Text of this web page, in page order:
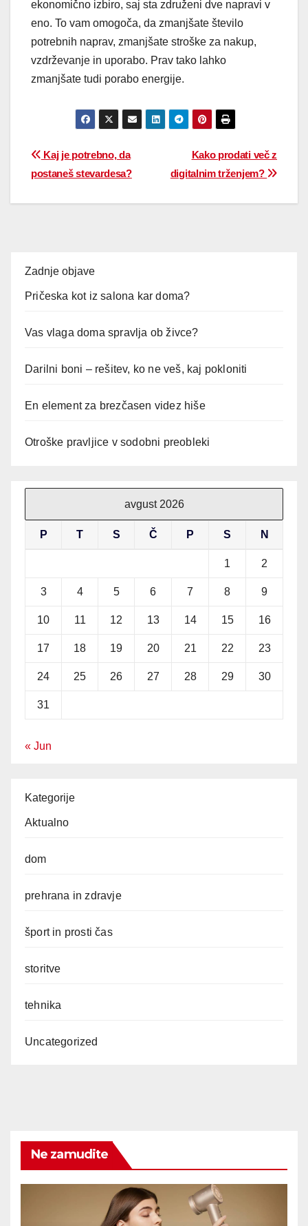
ekonomično izbiro, saj sta združeni dve napravi v
eno. To vam omogoča, da zmanjšate število
potrebnih naprav, zmanjšate stroške za nakup,
vzdrževanje in uporabo. Prav tako lahko
zmanjšate tudi porabo energije.
Kako prodati več z
digitalnim trženjem?
Kaj je potrebno, da
postaneš stevardesa?
Zadnje objave
Pričeska kot iz salona kar doma?
Vas vlaga doma spravlja ob živce?
Darilni boni – rešitev, ko ne veš, kaj pokloniti
En element za brezčasen videz hiše
Otroške pravljice v sodobni preobleki
avgust 2026
P T S Č P S N
1 2
3 4 5 6 7 8 9
10 11 12 13 14 15 16
17 18 19 20 21 22 23
24 25 26 27 28 29 30
31
« Jun
Kategorije
Aktualno
dom
prehrana in zdravje
šport in prosti čas
storitve
tehnika
Uncategorized
Ne zamudite